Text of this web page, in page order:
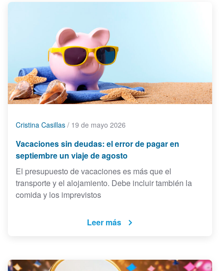
Cristina Casillas / 19 de mayo 2026
Vacaciones sin deudas: el error de pagar en
septiembre un viaje de agosto
El presupuesto de vacaciones es más que el
transporte y el alojamiento. Debe incluir también la
comida y los imprevistos
Leer más